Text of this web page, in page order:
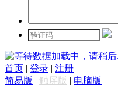
数据加载中，请稍后
首页 | 登录 | 注册
简易版 | 触屏版 | 电脑版